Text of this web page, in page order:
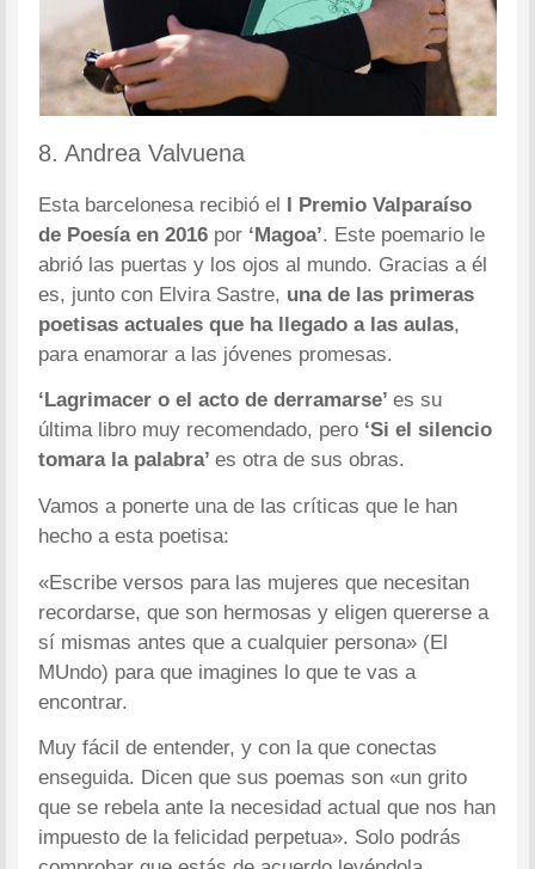
8. Andrea Valvuena
Esta barcelonesa recibió el I Premio Valparaíso
de Poesía en 2016 por ‘Magoa’. Este poemario le
abrió las puertas y los ojos al mundo. Gracias a él
es, junto con Elvira Sastre, una de las primeras
poetisas actuales que ha llegado a las aulas,
para enamorar a las jóvenes promesas.
‘Lagrimacer o el acto de derramarse’es su
última libro muy recomendado, pero ‘Si el silencio
tomara la palabra’es otra de sus obras.
Vamos a ponerte una de las críticas que le han
hecho a esta poetisa:
«Escribe versos para las mujeres que necesitan
recordarse, que son hermosas y eligen quererse a
sí mismas antes que a cualquier persona» (El
MUndo) para que imagines lo que te vas a
encontrar.
Muy fácil de entender, y con la que conectas
enseguida. Dicen que sus poemas son «un grito
que se rebela ante la necesidad actual que nos han
impuesto de la felicidad perpetua». Solo podrás